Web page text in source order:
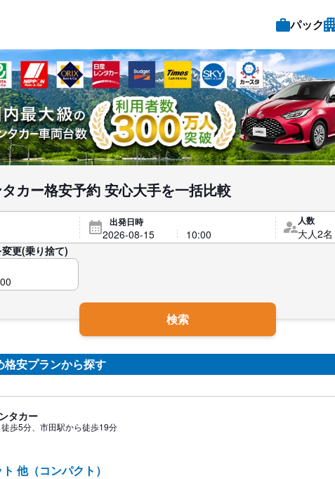
パック
カー格安予約 安心大手を一括比較
出発日時 人数
更(乗り捨て)
検索
安プランから探す
タカー
歩5分、市田駅から徒歩19分
他（コンパクト）